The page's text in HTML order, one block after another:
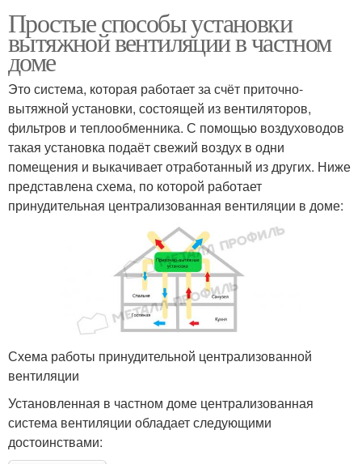
Простые способы установки
вытяжной вентиляции в частном
доме
Это система, которая работает за счёт приточно-
вытяжной установки, состоящей из вентиляторов,
фильтров и теплообменника. С помощью воздуховодов
такая установка подаёт свежий воздух в одни
помещения и выкачивает отработанный из других. Ниже
представлена схема, по которой работает
принудительная централизованная вентиляции в доме:
Схема работы принудительной централизованной
вентиляции
Установленная в частном доме централизованная
система вентиляции обладает следующими
достоинствами: